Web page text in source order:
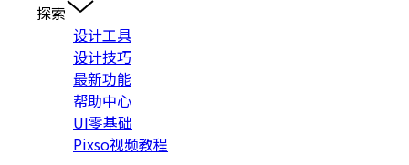
探索
设计工具
设计技巧
最新功能
帮助中心
UI零基础
Pixso视频教程